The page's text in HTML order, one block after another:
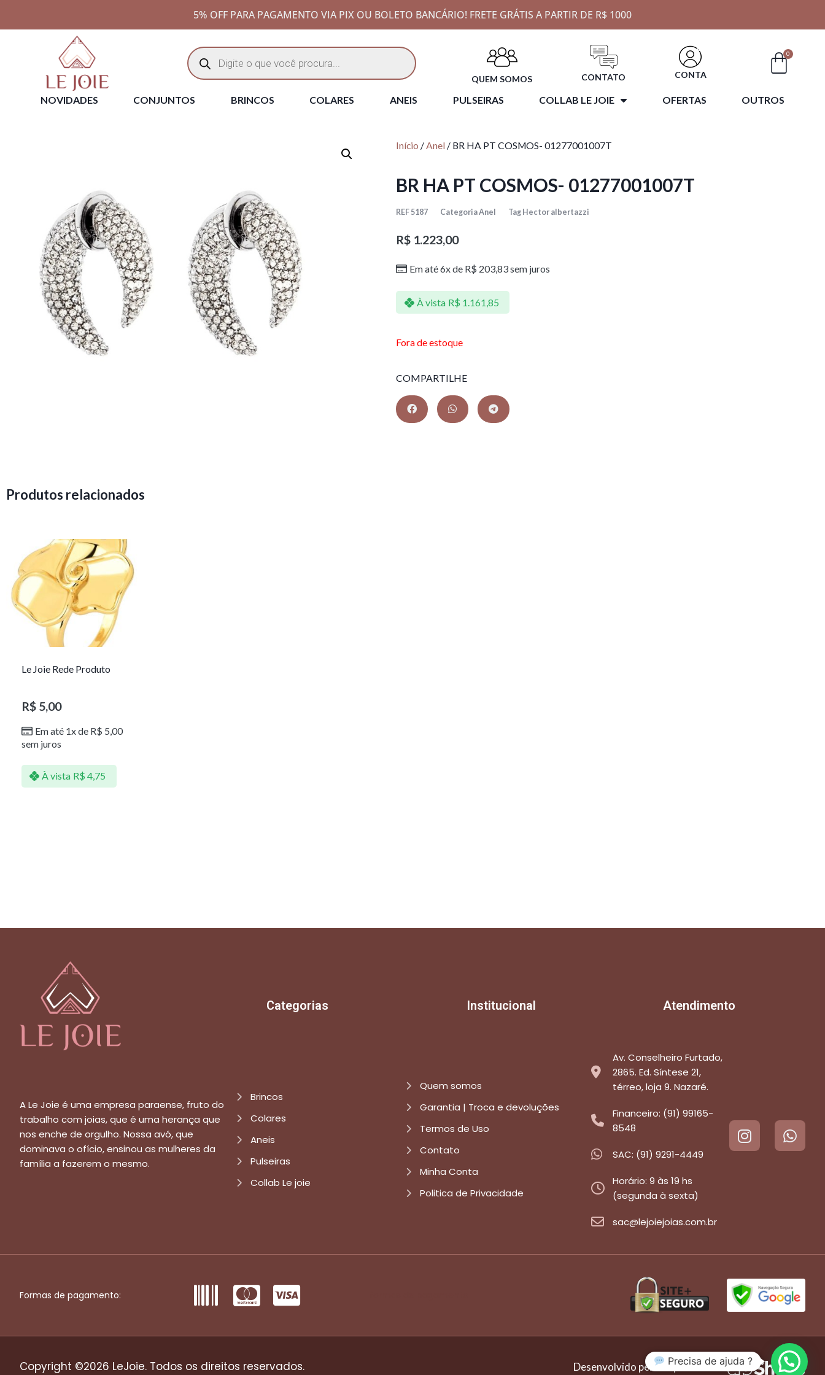
5% OFF PARA PAGAMENTO VIA PIX OU BOLETO BANCÁRIO! FRETE GRÁTIS A PARTIR DE R$ 1000
QUEM SOMOS CONTATO CONTA
0
NOVIDADES CONJUNTOS BRINCOS COLARES ANEIS PULSEIRAS COLLAB LE JOIE OFERTAS OUTROS
Início /Anel / BR HA PT COSMOS- 01277001007T
BR HA PT COSMOS- 01277001007T
REF 5187 CategoriaAnel Tag Hector albertazzi
R$ 1.223,00
Em até 6x de R$ 203,83sem juros
À vista R$ 1.161,85
Fora de estoque
COMPARTILHE
Produtos relacionados
Le Joie Rede Produto
R$5,00
Em até 1x de R$ 5,00
sem juros
À vista R$ 4,75
Categorias Institucional Atendimento
A Le Joie é uma empresa paraense, fruto do
trabalho com joias, que é uma herança que
nos enche de orgulho. Nossa avó, que
dominava o ofício, ensinou as mulheres da
família a fazerem o mesmo.
Brincos
Colares
Aneis
Pulseiras
Collab Le joie
Quem somos
Garantia | Troca e devoluções
Termos de Uso
Contato
Minha Conta
Politica de Privacidade
Av. Conselheiro Furtado,
2865. Ed. Síntese 21,
térreo, loja 9. Nazaré.
Financeiro: (91) 99165-
8548
SAC: (91) 9291-4449
Horário: 9 às 19 hs
(segunda à sexta)
sac@lejoiejoias.com.br
Formas de pagamento:
Copyright ©2026 LeJoie. Todos os direitos reservados. Desenvolvido pela empresaPrecisa de ajuda ?